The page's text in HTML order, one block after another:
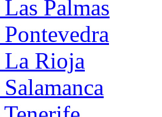
Palmas
La Rioja